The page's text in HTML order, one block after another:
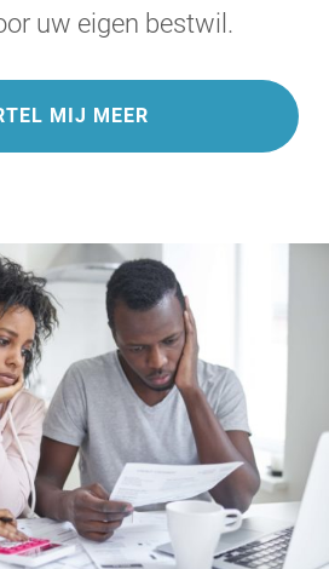
uw eigen bestwil.
MIJ MEER